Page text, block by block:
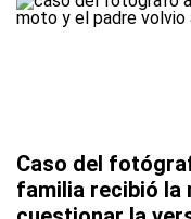
Caso del
familia recibió la